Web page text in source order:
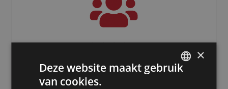
3000+
Freelancers verspreid over de hele
wereld
×
Deze website maakt gebruik
van cookies.